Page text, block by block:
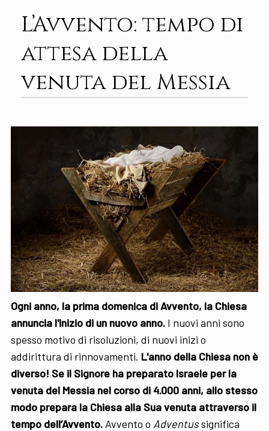
L’Avvento: tempo di
attesa della
venuta del Messia
Ogni anno, la prima domenica di Avvento, la Chiesa
annuncia l'inizio di un nuovo anno. I nuovi anni sono
spesso motivo di risoluzioni, di nuovi inizi o
addirittura di rinnovamenti. L'anno della Chiesa non è
diverso! Se il Signore ha preparato Israele per la
venuta del Messia nel corso di 4.000 anni, allo stesso
modo prepara la Chiesa alla Sua venuta attraverso il
tempo dell’Avvento. Avvento o Adventussignifica